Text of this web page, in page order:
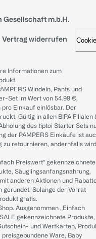
m.b.H.
Vertrag widerrufen
Informationen zum
Windeln, Pants und
Set im Wert von 54.99 €,
pro Einkauf einlösbar. Der
Gültig in allen BIPA Filialen
des tiptoi Starter Sets
der PAMPERS Einkäufe ist
zu retournieren, andernfalls wird
Preiswert" gekennzeichnete
Säuglingsanfangsnahrung,
anderen Aktionen und
gerundet. Solange der Vorrat
gratis.
Ausgenommen „Einfach
gekennzeichnete Produkte,
und Wertkarten,
preisgebundene Ware, Baby